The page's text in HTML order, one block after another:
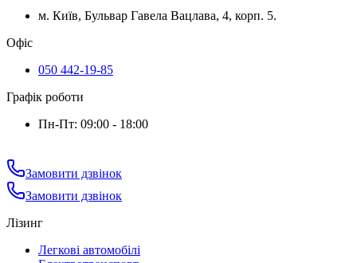
м. Київ, Бульвар Гавела Вацлава, 4, корп. 5.
Офіс
050 442-19-85
Графік роботи
Пн-Пт: 09:00 - 18:00
Замовити дзвінок
Замовити дзвінок
Лізинг
Легкові автомобілі